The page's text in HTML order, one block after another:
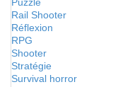
Rail Shooter
Réflexion
RPG
Shooter
Stratégie
Survival horror